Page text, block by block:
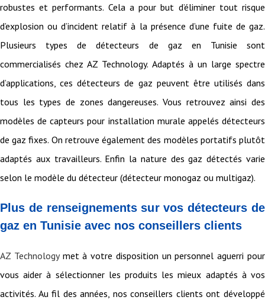
robustes et performants. Cela a pour but d’éliminer tout risque
d’explosion ou d’incident relatif à la présence d’une fuite de gaz.
Plusieurs types de détecteurs de gaz en Tunisie sont
commercialisés chez AZ Technology. Adaptés à un large spectre
d’applications, ces détecteurs de gaz peuvent être utilisés dans
tous les types de zones dangereuses. Vous retrouvez ainsi des
modèles de capteurs pour installation murale appelés détecteurs
de gaz fixes. On retrouve également des modèles portatifs plutôt
adaptés aux travailleurs. Enfin la nature des gaz détectés varie
selon le modèle du détecteur (détecteur monogaz ou multigaz).
Plus de renseignements sur vos détecteurs de
gaz en Tunisie avec nos conseillers clients
AZ Technologymet à votre disposition un personnel aguerri pour
vous aider à sélectionner les produits les mieux adaptés à vos
activités. Au fil des années, nos conseillers clients ont développé